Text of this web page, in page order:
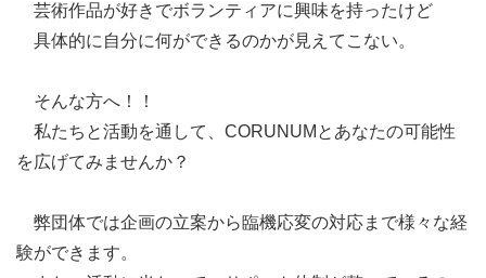
芸術作品が好きでボランティアに興味を持ったけど
具体的に自分に何ができるのかが見えてこない。
そんな方へ！！
私たちと活動を通して、CORUNUMとあなたの可能性
を広げてみませんか？
弊団体では企画の立案から臨機応変の対応まで様々な経
験ができます。